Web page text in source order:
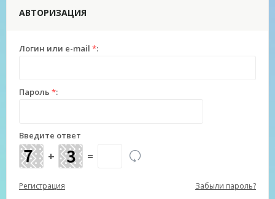
АВТОРИЗАЦИЯ
Логин или e-mail *:
Пароль *:
Введите ответ
+ =
Регистрация Забыли пароль?